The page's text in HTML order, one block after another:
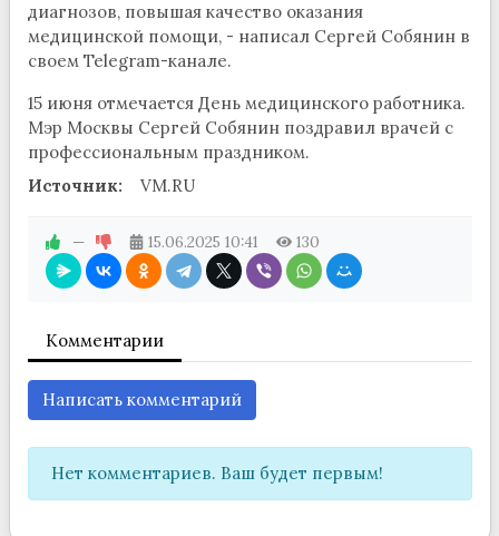
диагнозов, повышая качество оказания
медицинской помощи, - написал Сергей Собянин в
своем Telegram-канале.
15 июня отмечается День медицинского работника.
Мэр Москвы Сергей Собянин поздравил врачей с
профессиональным праздником.
Источник:
VM.RU
— 15.06.2025 10:41 130
Комментарии
Написать комментарий
Нет комментариев. Ваш будет первым!